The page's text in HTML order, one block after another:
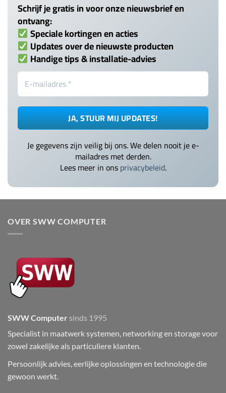
Schrijf je gratis in voor onze nieuwsbrief en
ontvang:
Speciale kortingen en acties
Updates over de nieuwste producten
Handige tips & installatie-advies
Je gegevens zijn veilig bij ons. We delen nooit je e-
mailadres met derden.
Lees meer in onsprivacybeleid.
OVER SWW COMPUTER
SWW Computer sinds 1995
Specialist in maatwerk systemen, networking en storage voor
zowel zakelijke als particuliere klanten.
Persoonlijk advies, eerlijke oplossingen en technologie die
gewoon werkt.